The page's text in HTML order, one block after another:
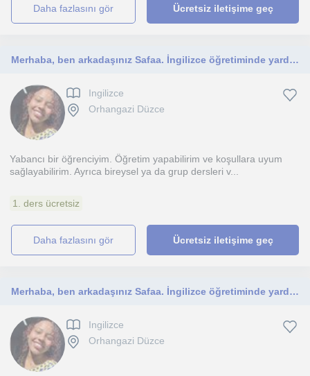
daha fazlasını gör Ücretsiz iletişime geç
Merhaba, ben arkadaşınız Safaa. İngilizce öğretiminde yardımcı olabilirim .Ayrıca ödevlerinizi yapmanıza yardımcı olabilirim.
Ingilizce
Orhangazi Düzce
Yabancı bir öğrenciyim. Öğretim yapabilirim ve koşullara uyum
sağlayabilirim. Ayrıca bireysel ya da grup dersleri v...
1. ders ücretsiz
daha fazlasını gör Ücretsiz iletişime geç
Merhaba, ben arkadaşınız Safaa. İngilizce öğretiminde yardımcı olabilirimAyrıca ödevlerinizi yapmanıza yardımcı olabilirim.
Ingilizce
Orhangazi Düzce